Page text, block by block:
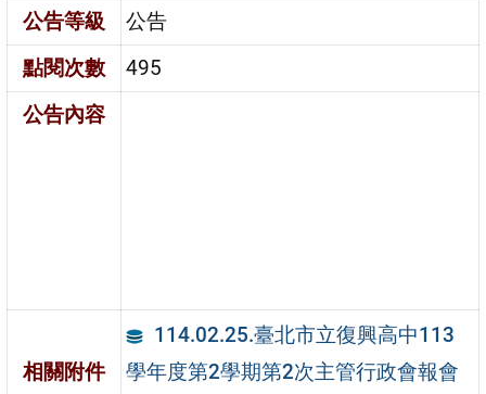
公告等級
公告
點閱次數
495
公告內容
相關附件
114.02.25.臺北市立復興高中113
學年度第2學期第2次主管行政會報會